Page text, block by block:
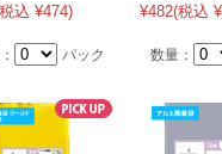
込 ¥474)
パック
¥482(税込
数量：